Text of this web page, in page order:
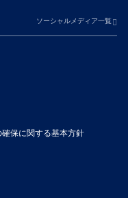
ソーシャルメディア一覧
保に関する基本方針